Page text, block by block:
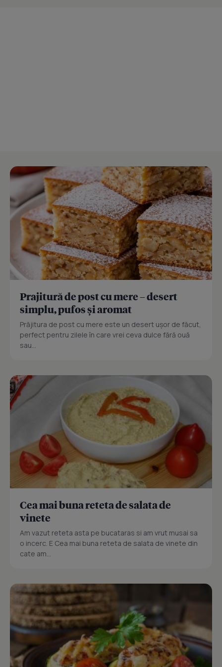
Prajitură de post cu mere – desert
simplu, pufos și aromat
Prăjitura de post cu mere este un desert ușor de făcut,
perfect pentru zilele în care vrei ceva dulce fără ouă
sau...
Cea mai buna reteta de salata de
vinete
Am vazut reteta asta pe bucataras si am vrut musai sa
o incerc. E Cea mai buna reteta de salata de vinete din
cate am...